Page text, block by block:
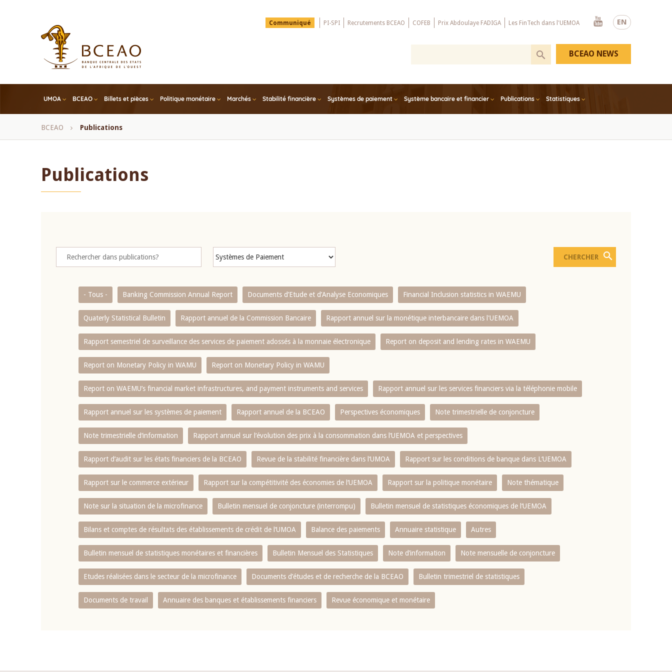
EN
Menu
Top
Communiqué PI-SPI Recrutements BCEAO COFEB Prix Abdoulaye FADIGA Les FinTech dans l'UEMOA
Youtube
UMOA BCEAO Billets et pièces Politique monétaire Marchés Stabilité financière Systèmes de paiement Système bancaire et financier Publications Statistiques
BCEAO NEWS
Fil
BCEAO Publications
Publications
- Tous - Banking Commission Annual Report Documents d’Etude et d’Analyse Economiques Financial Inclusion statistics in WAEMU
Quaterly Statistical Bulletin Rapport annuel de la Commission Bancaire Rapport annuel sur la monétique interbancaire dans l'UEMOA
Rapport semestriel de surveillance des services de paiement adossés à la monnaie électronique Report on deposit and lending rates in WAEMU
Report on Monetary Policy in WAMU Report on Monetary Policy in WAMU
Report on WAEMU’s financial market infrastructures, and payment instruments and services Rapport annuel sur les services financiers via la téléphonie mobile
Rapport annuel sur les systèmes de paiement Rapport annuel de la BCEAO Perspectives économiques Note trimestrielle de conjoncture
Note trimestrielle d‘information Rapport annuel sur l‘évolution des prix à la consommation dans l‘UEMOA et perspectives
Rapport d‘audit sur les états financiers de la BCEAO Revue de la stabilité financière dans l‘UMOA Rapport sur les conditions de banque dans L‘UEMOA
Rapport sur le commerce extérieur Rapport sur la compétitivité des économies de l‘UEMOA Rapport sur la politique monétaire Note thématique
Note sur la situation de la microfinance Bulletin mensuel de conjoncture (interrompu) Bulletin mensuel de statistiques économiques de l‘UEMOA
Bilans et comptes de résultats des établissements de crédit de l‘UMOA Balance des paiements Annuaire statistique Autres
Bulletin mensuel de statistiques monétaires et financières Bulletin Mensuel des Statistiques Note d’information Note mensuelle de conjoncture
Etudes réalisées dans le secteur de la microfinance Documents d’études et de recherche de la BCEAO Bulletin trimestriel de statistiques
Documents de travail Annuaire des banques et établissements financiers Revue économique et monétaire